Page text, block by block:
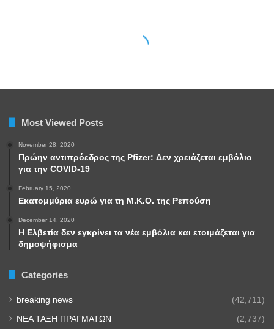
Most Viewed Posts
November 28, 2020
Πρώην αντιπρόεδρος της Pfizer: Δεν χρειάζεται εμβόλιο
για την COVID-19
February 15, 2020
Εκατομμύρια ευρώ για τη Μ.Κ.Ο. της Ρεπούση
December 14, 2020
Η Ελβετία δεν εγκρίνει τα νέα εμβόλια και ετοιμάζεται για
δημοψήφισμα
Categories
breaking news (42,711)
NEA TAΞΗ ΠΡΑΓΜΑΤΩΝ (2,737)